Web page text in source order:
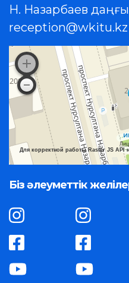
Н. Назарбаев
reception@wkitu.kz
Для корректной работы Raster JS
Біз әлеуметтік